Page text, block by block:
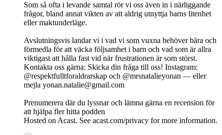
Som så ofta i levande samtal rör vi oss även in i närliggande
frågor, bland annat vikten av att aldrig utnyttja barns litenhet
eller maktunderläge.
Avslutningsvis landar vi i vad vi som vuxna behöver bära och
förmedla för att väcka följsamhet i barn och vad som är allra
viktigast att hålla fast vid när frustrationen är som störst.
Kontakta oss gärna: Skicka din fråga till oss! Instagram:
@respektfulltforaldrarskap och @mrsnatalieyonan — eller
mejla yonan.natalie@gmail.com
Prenumerera där du lyssnar och lämna gärna en recension för
att hjälpa fler hitta podden
Hosted on Acast. See acast.com/privacy for more information.